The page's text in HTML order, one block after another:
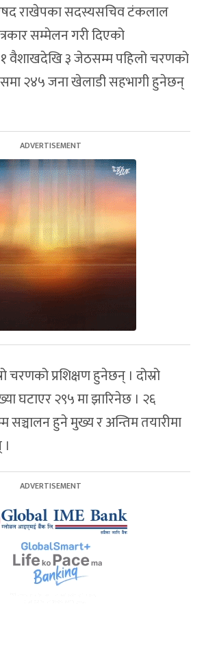
राखेपका सदस्यसचिव टंकलाल
सम्मेलन गरी दिएको
वैशाखदेखि ३ जेठसम्म पहिलो चरणको
२४५ जना खेलाडी सहभागी हुनेछन्
चरणको प्रशिक्षण हुनेछन् । दोस्रो
घटाएर २९५ मा झारिनेछ । २६
सञ्चालन हुने मुख्य र अन्तिम तयारीमा